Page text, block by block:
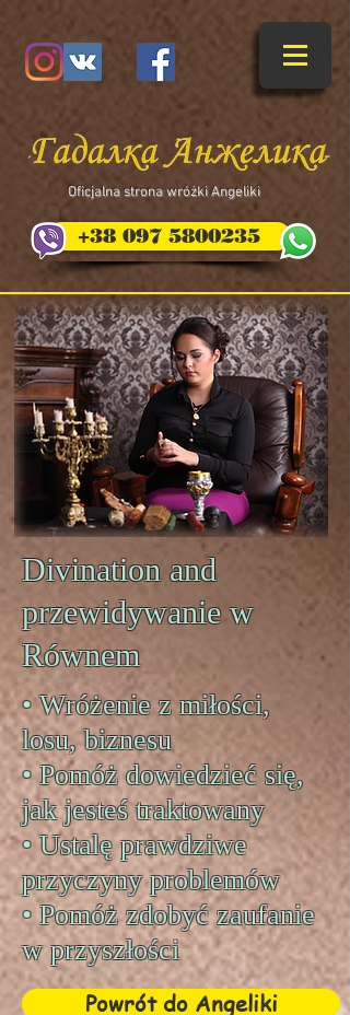
+38 097 5800235
​Oficjalna strona wróżki Angeliki
Divination and
przewidywanie w
Równem
• Wróżenie z miłości,
losu, biznesu
• Pomóż dowiedzieć się,
jak jesteś traktowany
• Ustalę prawdziwe
przyczyny problemów
• Pomóż zdobyć zaufanie
w przyszłości
Powrót do Angeliki